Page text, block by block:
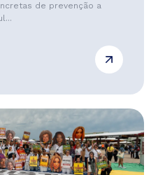
de prevenção a